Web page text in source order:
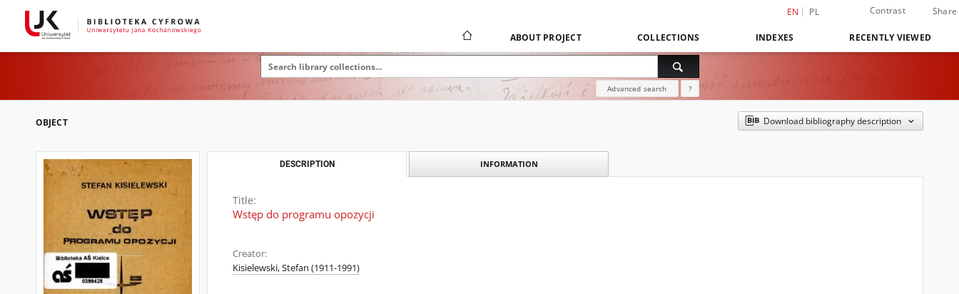
EN PL Contrast Share
ABOUT PROJECT COLLECTIONS INDEXES RECENTLY VIEWED
Advanced search ?
OBJECT Download bibliography description
DESCRIPTION INFORMATION
Title:
Wstęp do programu opozycji
Creator:
Kisielewski, Stefan (1911-1991)